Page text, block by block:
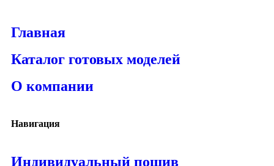
Главная
Каталог готовых моделей
О компании
Навигация
Индивидуальный пошив